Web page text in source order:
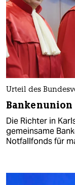
Urteil des
Die Richter in
gemeinsame
Notfallfonds für